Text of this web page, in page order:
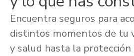
Encuentra seguros para
distintos momentos de tu
y salud hasta la